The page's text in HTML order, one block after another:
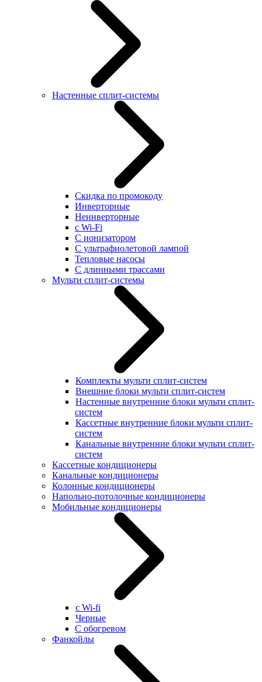
Настенные сплит-системы
Скидка по промокоду
Инверторные
Неинверторные
с Wi-Fi
С ионизатором
С ультрафиолетовой лампой
Тепловые насосы
С длинными трассами
Мульти сплит-системы
Комплекты мульти сплит-систем
Внешние блоки мульти сплит-систем
Настенные внутренние блоки мульти сплит-
систем
Кассетные внутренние блоки мульти сплит-
систем
Канальные внутренние блоки мульти сплит-
систем
Кассетные кондиционеры
Канальные кондиционеры
Колонные кондиционеры
Напольно-потолочные кондиционеры
Мобильные кондиционеры
с Wi-fi
Черные
С обогревом
Фанкойлы